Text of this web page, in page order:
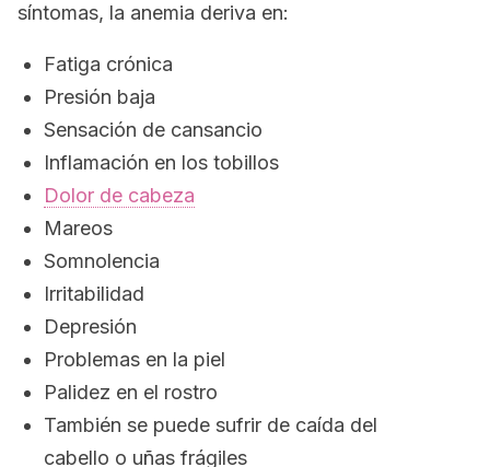
síntomas, la anemia deriva en:
Fatiga crónica
Presión baja
Sensación de cansancio
Inflamación en los tobillos
Dolor de cabeza
Mareos
Somnolencia
Irritabilidad
Depresión
Problemas en la piel
Palidez en el rostro
También se puede sufrir de caída del
cabello o uñas frágiles